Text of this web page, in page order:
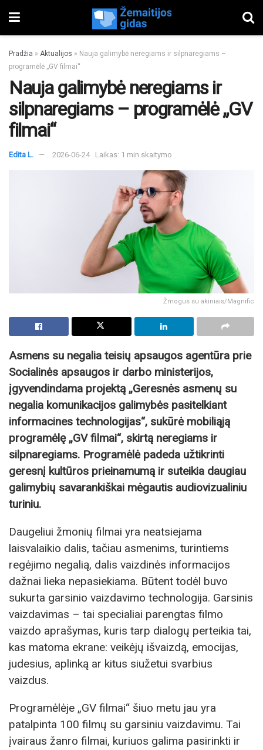
Pradžia » Aktualijos » Nauja galimybė neregiams ir silpnaregiams –
programėlė „GV filmai“
Nauja galimybė neregiams ir
silpnaregiams – programėlė „GV
filmai“
Edita L. 2026-06-24 Laikas: 1 min skaitymo
Žmogus su akiniais/Magnific
Asmens su negalia teisių apsaugos agentūra prie
Socialinės apsaugos ir darbo ministerijos,
įgyvendindama projektą „Geresnės asmenų su
negalia komunikacijos galimybės pasitelkiant
informacines technologijas“, sukūrė mobiliąją
programėlę „GV filmai“, skirtą neregiams ir
silpnaregiams. Programėlė padeda užtikrinti
geresnį kultūros prieinamumą ir suteikia daugiau
galimybių savarankiškai mėgautis audiovizualiniu
turiniu.
Daugeliui žmonių filmai yra neatsiejama
laisvalaikio dalis, tačiau asmenims, turintiems
regėjimo negalią, dalis vaizdinės informacijos
dažnai lieka nepasiekiama. Būtent todėl buvo
sukurta garsinio vaizdavimo technologija. Garsinis
vaizdavimas – tai specialiai parengtas filmo
vaizdo aprašymas, kuris tarp dialogų perteikia tai,
kas matoma ekrane: veikėjų išvaizdą, emocijas,
judesius, aplinką ar kitus siužetui svarbius
vaizdus.
Programėlėje „GV filmai“ šiuo metu jau yra
patalpinta 100 filmų su garsiniu vaizdavimu. Tai
įvairaus žanro filmai, kuriuos galima pasirinkti ir